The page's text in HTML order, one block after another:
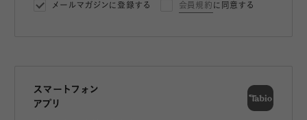
メールマガジンに登録する 会員規約 に同意する
スマートフォン
アプリ